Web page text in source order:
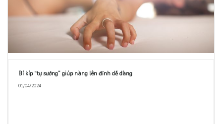
Bí kíp “tự sướng” giúp nàng lên đỉnh dễ dàng
01/04/2024